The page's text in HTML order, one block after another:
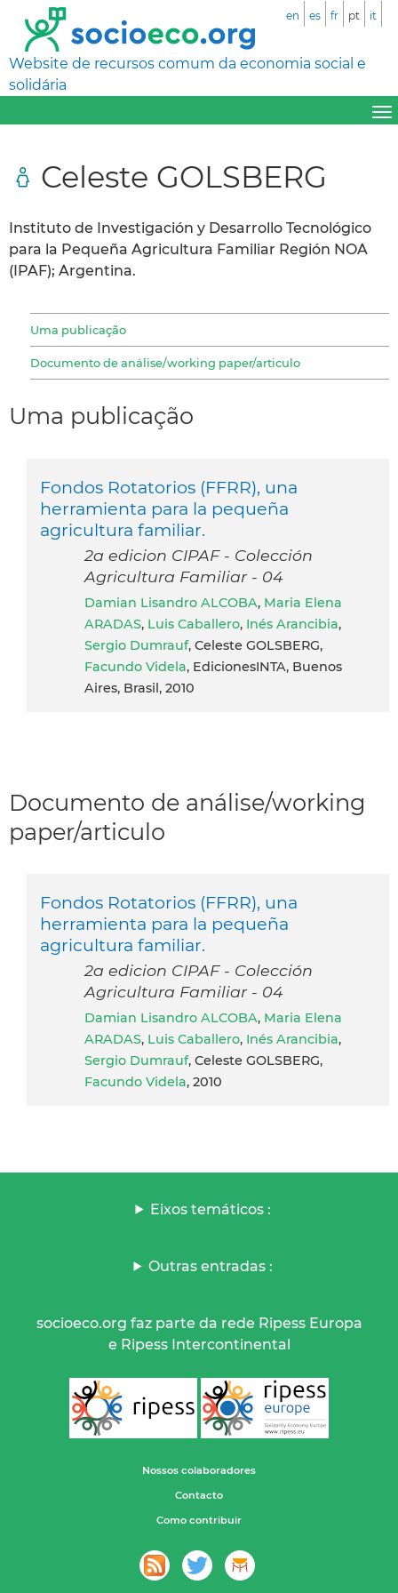
Website de recursos comum da economia social e
solidária
en es fr pt it
Celeste GOLSBERG
Instituto de Investigación y Desarrollo Tecnológico
para la Pequeña Agricultura Familiar Región NOA
(IPAF); Argentina.
Uma publicação
Documento de análise/working paper/articulo
Uma publicação
Fondos Rotatorios (FFRR), una
herramienta para la pequeña
agricultura familiar.
2a edicion CIPAF - Colección
Agricultura Familiar - 04
Damian Lisandro ALCOBA, Maria Elena
ARADAS, Luis Caballero, Inés Arancibia,
Sergio Dumrauf, Celeste GOLSBERG,
Facundo Videla, EdicionesINTA, Buenos
Aires, Brasil, 2010
Documento de análise/working
paper/articulo
Fondos Rotatorios (FFRR), una
herramienta para la pequeña
agricultura familiar.
2a edicion CIPAF - Colección
Agricultura Familiar - 04
Damian Lisandro ALCOBA, Maria Elena
ARADAS, Luis Caballero, Inés Arancibia,
Sergio Dumrauf, Celeste GOLSBERG,
Facundo Videla, 2010
Eixos temáticos :
Outras entradas :
socioeco.org faz parte da rede Ripess Europa
e Ripess Intercontinental
Nossos colaboradores
Contacto
Como contribuir